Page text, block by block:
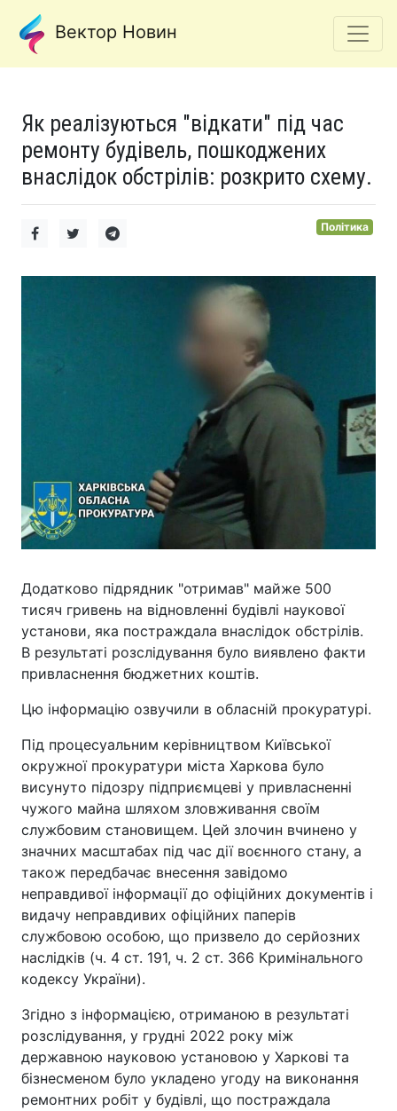
Вектор Новин
Як реалізуються "відкати" під час
ремонту будівель, пошкоджених
внаслідок обстрілів: розкрито схему.
Політика
Додатково підрядник "отримав" майже 500
тисяч гривень на відновленні будівлі наукової
установи, яка постраждала внаслідок обстрілів.
В результаті розслідування було виявлено факти
привласнення бюджетних коштів.
Цю інформацію озвучили в обласній прокуратурі.
Під процесуальним керівництвом Київської
окружної прокуратури міста Харкова було
висунуто підозру підприємцеві у привласненні
чужого майна шляхом зловживання своїм
службовим становищем. Цей злочин вчинено у
значних масштабах під час дії воєнного стану, а
також передбачає внесення завідомо
неправдивої інформації до офіційних документів і
видачу неправдивих офіційних паперів
службовою особою, що призвело до серйозних
наслідків (ч. 4 ст. 191, ч. 2 ст. 366 Кримінального
кодексу України).
Згідно з інформацією, отриманою в результаті
розслідування, у грудні 2022 року між
державною науковою установою у Харкові та
бізнесменом було укладено угоду на виконання
ремонтних робіт у будівлі, що постраждала